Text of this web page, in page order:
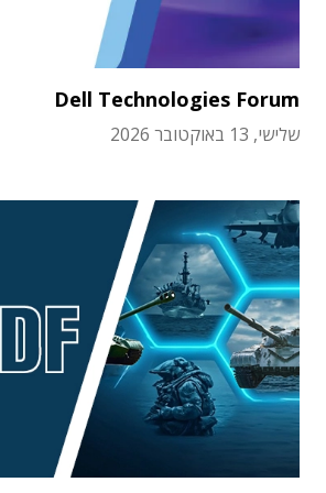
Dell Technologies Forum
שלישי, 13 באוקטובר 2026